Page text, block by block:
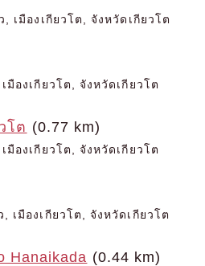
เมืองเกียวโต, จังหวัดเกียวโต
องเกียวโต, จังหวัดเกียวโต
โต (0.77 km)
องเกียวโต, จังหวัดเกียวโต
มืองเกียวโต, จังหวัดเกียวโต
Hanaikada (0.44 km)